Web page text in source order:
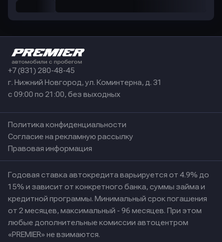
+7 (831) 280-48-45
г. Нижний Новгород, ул. Коминтерна, д. 31
с 09:00 по 21:00, без выходных
Политика конфиденциальности
Согласие на рекламную рассылку
Правовая информация
Годовая ставка автокредита варьируется от 4.9% до
15% и зависит от конкретного банка, суммы займа и
кредитной программы. Минимальный срок погашения
от 2 месяцев, максимальный - 96 месяцев. При этом
любые дополнительные комиссии автоцентром
«PREMIER» не взимаются.